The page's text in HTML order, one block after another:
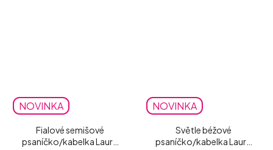
NOVINKA
Fialové semišové
psaníčko/kabelka Laura
NOVINKA
Světle béžové
psaníčko/kabelka Laura